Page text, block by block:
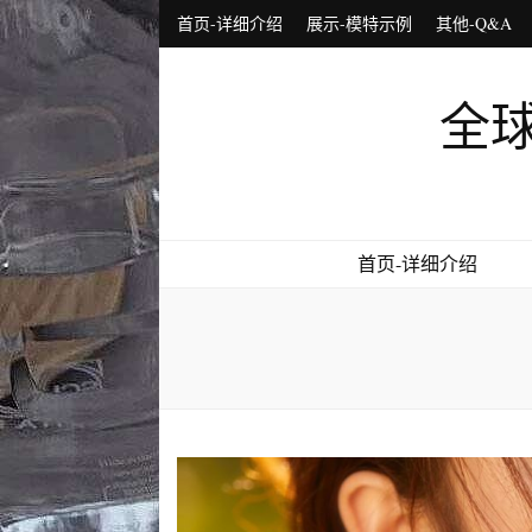
首页-详细介绍 展示-模特示例 其他-Q&A
全
首页-详细介绍